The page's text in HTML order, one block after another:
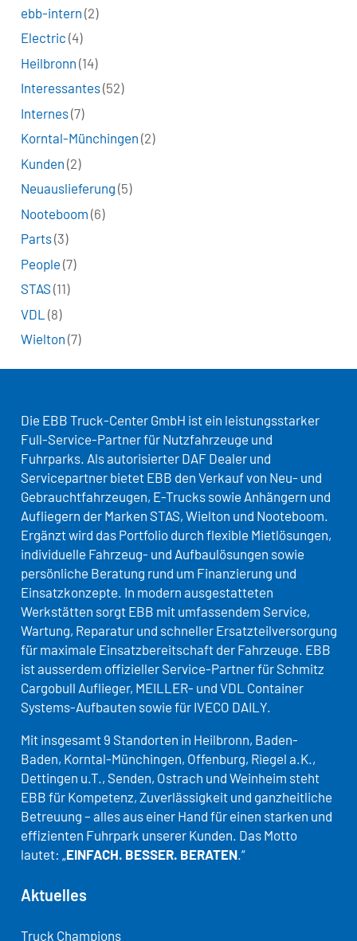
ebb-intern (2)
Electric (4)
Heilbronn (14)
Interessantes(52)
Internes(7)
Korntal-Münchingen (2)
Kunden (2)
Neuauslieferung (5)
Nooteboom (6)
Parts(3)
People (7)
STAS (11)
VDL (8)
Wielton (7)
Die EBB Truck-Center GmbH ist ein leistungsstarker
Full-Service-Partner für Nutzfahrzeuge und
Fuhrparks. Als autorisierter DAF Dealer und
Servicepartner bietet EBB den Verkauf von Neu- und
Gebrauchtfahrzeugen, E-Trucks sowie Anhängern und
Aufliegern der Marken STAS, Wielton und Nooteboom.
Ergänzt wird das Portfolio durch flexible Mietlösungen,
individuelle Fahrzeug- und Aufbaulösungen sowie
persönliche Beratung rund um Finanzierung und
Einsatzkonzepte. In modern ausgestatteten
Werkstätten sorgt EBB mit umfassendem Service,
Wartung, Reparatur und schneller Ersatzteilversorgung
für maximale Einsatzbereitschaft der Fahrzeuge. EBB
ist ausserdem offizieller Service-Partner für Schmitz
Cargobull Auflieger, MEILLER- und VDL Container
Systems-Aufbauten sowie für IVECO DAILY.
Mit insgesamt 9 Standorten in Heilbronn, Baden-
Baden, Korntal-Münchingen, Offenburg, Riegel a.K.,
Dettingen u.T., Senden, Ostrach und Weinheim steht
EBB für Kompetenz, Zuverlässigkeit und ganzheitliche
Betreuung – alles aus einer Hand für einen starken und
effizienten Fuhrpark unserer Kunden. Das Motto
lautet: „ EINFACH. BESSER. BERATEN.“
Aktuelles
Truck Champions